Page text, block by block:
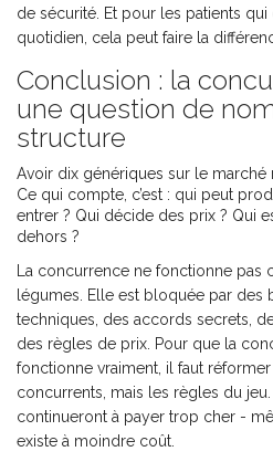
de sécurité. Et pour les patients qui
quotidien, cela peut faire la
Conclusion : la
une question de
structure
Avoir dix génériques sur le marché
Ce qui compte, c’est : qui peut
entrer ? Qui décide des prix ? Qui
dehors ?
La concurrence ne fonctionne pas
légumes. Elle est bloquée par des
techniques, des accords secrets,
des règles de prix. Pour que la
fonctionne vraiment, il faut
concurrents, mais les règles du
continueront à payer trop cher -
existe à moindre coût.